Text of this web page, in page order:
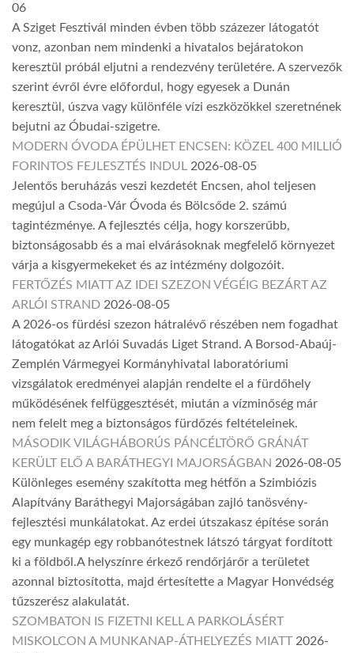
06
A Sziget Fesztivál minden évben több százezer látogatót
vonz, azonban nem mindenki a hivatalos bejáratokon
keresztül próbál eljutni a rendezvény területére. A szervezők
szerint évről évre előfordul, hogy egyesek a Dunán
keresztül, úszva vagy különféle vízi eszközökkel szeretnének
bejutni az Óbudai-szigetre.
MODERN ÓVODA ÉPÜLHET ENCSEN: KÖZEL 400 MILLIÓ
FORINTOS FEJLESZTÉS INDUL 2026-08-05
Jelentős beruházás veszi kezdetét Encsen, ahol teljesen
megújul a Csoda-Vár Óvoda és Bölcsőde 2. számú
tagintézménye. A fejlesztés célja, hogy korszerűbb,
biztonságosabb és a mai elvárásoknak megfelelő környezet
várja a kisgyermekeket és az intézmény dolgozóit.
FERTŐZÉS MIATT AZ IDEI SZEZON VÉGÉIG BEZÁRT AZ
ARLÓI STRAND 2026-08-05
A 2026-os fürdési szezon hátralévő részében nem fogadhat
látogatókat az Arlói Suvadás Liget Strand. A Borsod-Abaúj-
Zemplén Vármegyei Kormányhivatal laboratóriumi
vizsgálatok eredményei alapján rendelte el a fürdőhely
működésének felfüggesztését, miután a vízminőség már
nem felelt meg a biztonságos fürdőzés feltételeinek.
MÁSODIK VILÁGHÁBORÚS PÁNCÉLTÖRŐ GRÁNÁT
KERÜLT ELŐ A BARÁTHEGYI MAJORSÁGBAN 2026-08-05
Különleges esemény szakította meg hétfőn a Szimbiózis
Alapítvány Baráthegyi Majorságában zajló tanösvény-
fejlesztési munkálatokat. Az erdei útszakasz építése során
egy munkagép egy robbanótestnek látszó tárgyat fordított
ki a földből.A helyszínre érkező rendőrjárőr a területet
azonnal biztosította, majd értesítette a Magyar Honvédség
tűzszerész alakulatát.
SZOMBATON IS FIZETNI KELL A PARKOLÁSÉRT
MISKOLCON A MUNKANAP-ÁTHELYEZÉS MIATT 2026-